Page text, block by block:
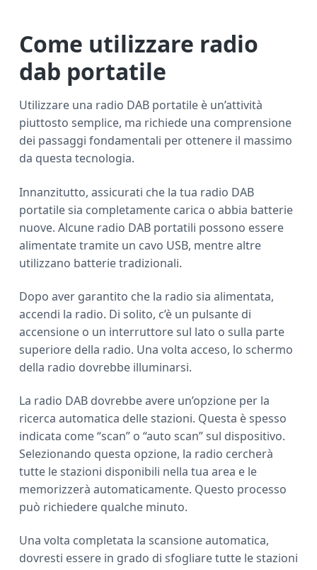
Come utilizzare radio
dab portatile
Utilizzare una radio DAB portatile è un’attività
piuttosto semplice, ma richiede una comprensione
dei passaggi fondamentali per ottenere il massimo
da questa tecnologia.
Innanzitutto, assicurati che la tua radio DAB
portatile sia completamente carica o abbia batterie
nuove. Alcune radio DAB portatili possono essere
alimentate tramite un cavo USB, mentre altre
utilizzano batterie tradizionali.
Dopo aver garantito che la radio sia alimentata,
accendi la radio. Di solito, c’è un pulsante di
accensione o un interruttore sul lato o sulla parte
superiore della radio. Una volta acceso, lo schermo
della radio dovrebbe illuminarsi.
La radio DAB dovrebbe avere un’opzione per la
ricerca automatica delle stazioni. Questa è spesso
indicata come “scan” o “auto scan” sul dispositivo.
Selezionando questa opzione, la radio cercherà
tutte le stazioni disponibili nella tua area e le
memorizzerà automaticamente. Questo processo
può richiedere qualche minuto.
Una volta completata la scansione automatica,
dovresti essere in grado di sfogliare tutte le stazioni